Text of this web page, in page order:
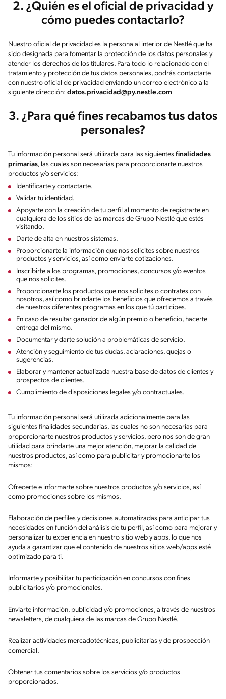
2. ¿Quién es el oficial de privacidad y
cómo puedes contactarlo?
Nuestro oficial de privacidad es la persona al interior de Nestlé que ha
sido designada para fomentar la protección de los datos personales y
atender los derechos de los titulares. Para todo lo relacionado con el
tratamiento y protección de tus datos personales, podrás contactarte
con nuestro oficial de privacidad enviando un correo electrónico a la
siguiente dirección: datos.privacidad@py.nestle.com
3. ¿Para qué fines recabamos tus datos
personales?
Tu información personal será utilizada para las siguientes finalidades
primarias, las cuales son necesarias para proporcionarte nuestros
productos y/o servicios:
Identificarte y contactarte.
Validar tu identidad.
Apoyarte con la creación de tu perfil al momento de registrarte en
cualquiera de los sitios de las marcas de Grupo Nestlé que estés
visitando.
Darte de alta en nuestros sistemas.
Proporcionarte la información que nos solicites sobre nuestros
productos y servicios, así como enviarte cotizaciones.
Inscribirte a los programas, promociones, concursos y/o eventos
que nos solicites.
Proporcionarte los productos que nos solicites o contrates con
nosotros, así como brindarte los beneficios que ofrecemos a través
de nuestros diferentes programas en los que tú participes.
En caso de resultar ganador de algún premio o beneficio, hacerte
entrega del mismo.
Documentar y darte solución a problemáticas de servicio.
Atención y seguimiento de tus dudas, aclaraciones, quejas o
sugerencias.
Elaborar y mantener actualizada nuestra base de datos de clientes y
prospectos de clientes.
Cumplimiento de disposiciones legales y/o contractuales.
Tu información personal será utilizada adicionalmente para las
siguientes finalidades secundarias, las cuales no son necesarias para
proporcionarte nuestros productos y servicios, pero nos son de gran
utilidad para brindarte una mejor atención, mejorar la calidad de
nuestros productos, así como para publicitar y promocionarte los
mismos:
Ofrecerte e informarte sobre nuestros productos y/o servicios, así
como promociones sobre los mismos.
Elaboración de perfiles y decisiones automatizadas para anticipar tus
necesidades en función del análisis de tu perfil, así como para mejorar y
personalizar tu experiencia en nuestro sitio web y apps, lo que nos
ayuda a garantizar que el contenido de nuestros sitios web/apps esté
optimizado para ti.
Informarte y posibilitar tu participación en concursos con fines
publicitarios y/o promocionales.
Enviarte información, publicidad y/o promociones, a través de nuestros
newsletters, de cualquiera de las marcas de Grupo Nestlé.
Realizar actividades mercadotécnicas, publicitarias y de prospección
comercial.
Obtener tus comentarios sobre los servicios y/o productos
proporcionados.